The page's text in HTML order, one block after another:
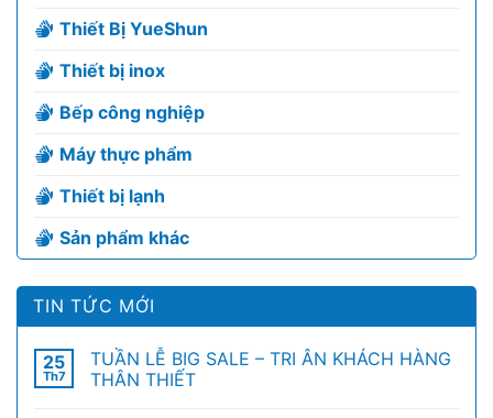
Thiết Bị YueShun
Thiết bị inox
Bếp công nghiệp
Máy thực phẩm
Thiết bị lạnh
Sản phẩm khác
TIN TỨC MỚI
25
Th7
TUẦN LỄ BIG SALE – TRI ÂN KHÁCH HÀNG
THÂN THIẾT